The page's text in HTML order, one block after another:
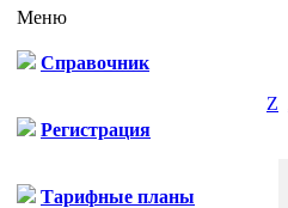
Меню
Справочник
Регистрация
Тарифные планы
Z